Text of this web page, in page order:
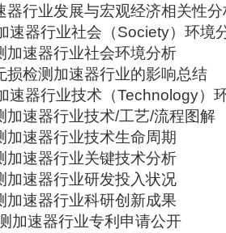
器行业发展与宏观经济相关性分
速器行业社会（Society）环境
加速器行业社会环境分析
损检测加速器行业的影响总结
速器行业技术（Technology）
加速器行业技术/工艺/流程图解
加速器行业技术生命周期
加速器行业关键技术分析
加速器行业研发投入状况
加速器行业科研创新成果
加速器行业专利申请公开